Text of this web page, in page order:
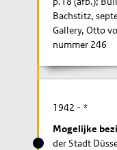
Bachstitz,
Gallery, Otto
nummer 246
1942 - *
Mogelijke
der Stadt